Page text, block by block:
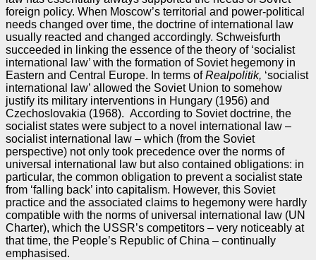
foreign policy. When Moscow’s territorial and power-political
needs changed over time, the doctrine of international law
usually reacted and changed accordingly. Schweisfurth
succeeded in linking the essence of the theory of ‘socialist
international law’ with the formation of Soviet hegemony in
Eastern and Central Europe. In terms ofRealpolitik, ‘socialist
international law’ allowed the Soviet Union to somehow
justify its military interventions in Hungary (1956) and
Czechoslovakia (1968). According to Soviet doctrine, the
socialist states were subject to a novel international law –
socialist international law – which (from the Soviet
perspective) not only took precedence over the norms of
universal international law but also contained obligations: in
particular, the common obligation to prevent a socialist state
from ‘falling back’ into capitalism. However, this Soviet
practice and the associated claims to hegemony were hardly
compatible with the norms of universal international law (UN
Charter), which the USSR’s competitors – very noticeably at
that time, the People’s Republic of China – continually
emphasised.